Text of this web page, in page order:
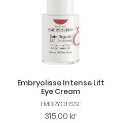
Embryolisse Intense Lift
Eye Cream
EMBRYOLISSE
315,00 kr